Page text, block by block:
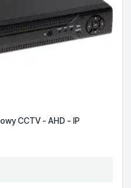
CCTV - AHD - IP